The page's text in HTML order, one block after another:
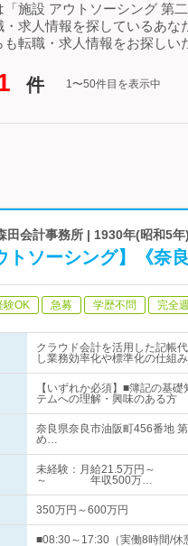
「施設 アウトソーシング 第
・求人情報を探しているあ
も転職・求人情報をお探し
件 1〜50件目を表示中
会計事務所 | 1930年(昭和5年
トソーシング】《
験OK 急募 学歴不問 完全
クラウド会計を活用した記帳
し業務効率化や標準化の仕組
【いずれか必須】■簿記の基
テムへの理解・興味のある方
奈良県奈良市油阪町456番地
め…
未経験：月給21.5万円～ 年
～ 年収500万…
350万円～600万円
■08:30～17:30（実働8時間/